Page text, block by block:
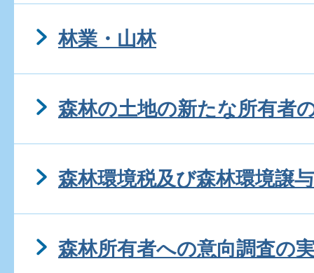
林業・山林
森林の土地の新たな所有者
森林環境税及び森林環境譲
森林所有者への意向調査の